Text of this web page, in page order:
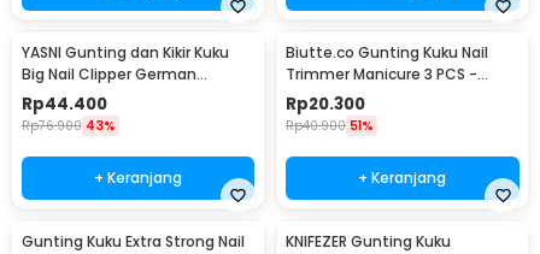
YASNI Gunting dan Kikir Kuku
Big Nail Clipper German
Stainless Steel - J0087
Rp44.400
Rp76.900 43%
+ Keranjang
Biutte.co Gunting Kuku Nail
Trimmer Manicure 3 PCS -
SFZ2748
Rp20.300
Rp40.900 51%
+ Keranjang
Gunting Kuku Extra Strong Nail
KNIFEZER Gunting Kuku